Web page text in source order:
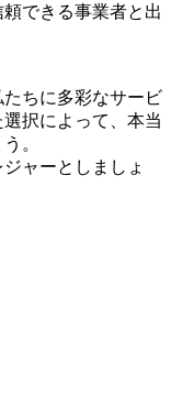
できる事業者と出
ちに多彩なサービ
択によって、本当
。
ャーとしましょ